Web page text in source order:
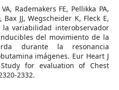
Rademakers FE, Pellikka PA,
JJ, Wegscheider K, Fleck E,
variabilidad interobservador
del movimiento de la
durante la resonancia
imágenes. Eur Heart J
for evaluation of Chest
2332.